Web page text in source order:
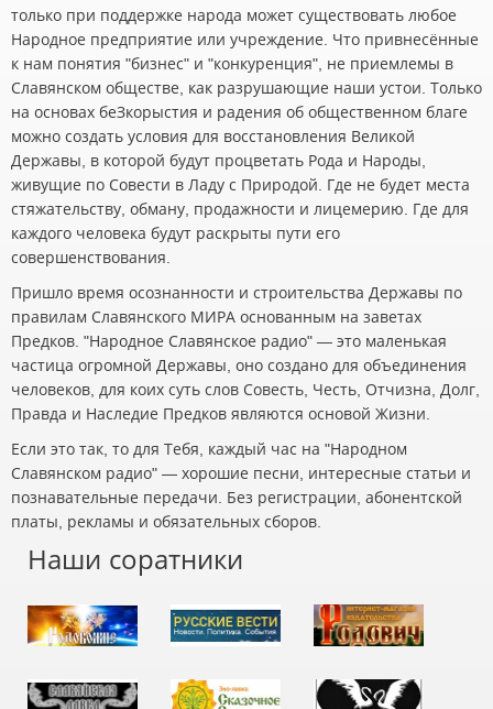
только при поддержке народа может существовать любое
Народное предприятие или учреждение. Что привнесённые
к нам понятия "бизнес" и "конкуренция", не приемлемы в
Славянском обществе, как разрушающие наши устои. Только
на основах беЗкорыстия и радения об общественном благе
можно создать условия для восстановления Великой
Державы, в которой будут процветать Рода и Народы,
живущие по Совести в Ладу с Природой. Где не будет места
стяжательству, обману, продажности и лицемерию. Где для
каждого человека будут раскрыты пути его
совершенствования.
Пришло время осознанности и строительства Державы по
правилам Славянского МИРА основанным на заветах
Предков. "Народное Славянское радио" — это маленькая
частица огромной Державы, оно создано для объединения
человеков, для коих суть слов Совесть, Честь, Отчизна, Долг,
Правда и Наследие Предков являются основой Жизни.
Если это так, то для Тебя, каждый час на "Народном
Славянском радио" — хорошие песни, интересные статьи и
познавательные передачи. Без регистрации, абонентской
платы, рекламы и обязательных сборов.
Наши соратники